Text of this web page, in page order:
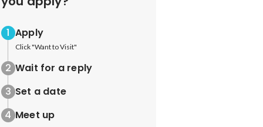
Apply
Click "Want to Visit"
Wait for a reply
Set a date
Meet up